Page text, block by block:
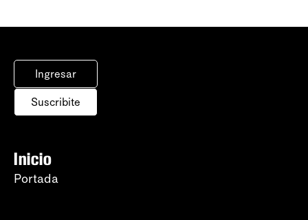
Ingresar
Suscribite
Inicio
Portada